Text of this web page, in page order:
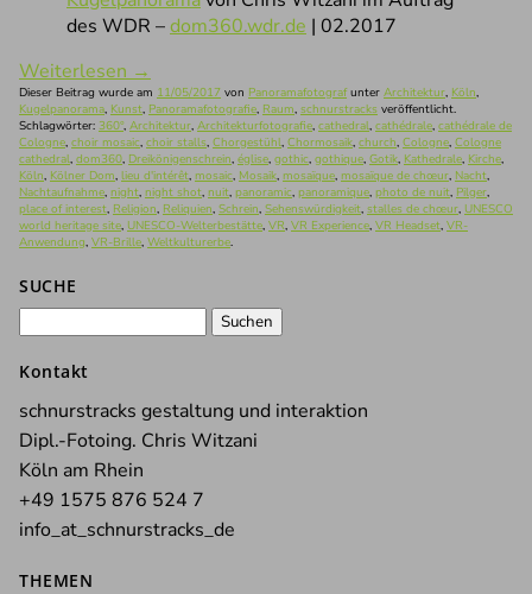
des WDR –dom360.wdr.de | 02.2017
Weiterlesen →
Dieser Beitrag wurde am 11/05/2017 von Panoramafotografunter Architektur, Köln,
Kugelpanorama, Kunst, Panoramafotografie, Raum, schnurstracks veröffentlicht.
Schlagwörter: 360°, Architektur, Architekturfotografie, cathedral, cathédrale, cathédrale de
Cologne, choir mosaic, choir stalls, Chorgestühl, Chormosaik, church, Cologne, Cologne
cathedral, dom360, Dreikönigenschrein, église, gothic, gothique, Gotik, Kathedrale, Kirche,
Köln, Kölner Dom, lieu d'intérêt, mosaic, Mosaik, mosaïque, mosaïque de chœur, Nacht,
Nachtaufnahme, night, night shot, nuit, panoramic, panoramique, photo de nuit, Pilger,
place of interest, Religion, Reliquien, Schrein, Sehenswürdigkeit, stalles de chœur, UNESCO
world heritage site, UNESCO-Welterbestätte, VR, VR Experience, VR Headset, VR-
Anwendung, VR-Brille, Weltkulturerbe.
SUCHE
Kontakt
schnurstracks gestaltung und interaktion
Dipl.-Fotoing. Chris Witzani
Köln am Rhein
+49 1575 876 524 7
info_at_schnurstracks_de
THEMEN